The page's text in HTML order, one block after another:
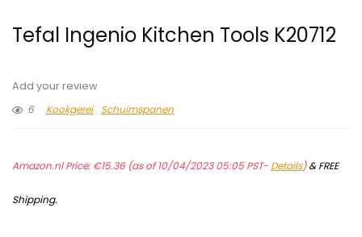
Tefal Ingenio Kitchen Tools K20712
Add your review
6
Kookgerei Schuimspanen
Amazon.nl Price:€15.36(as of 10/04/2023 05:05 PST- Details)&FREE
Shipping.